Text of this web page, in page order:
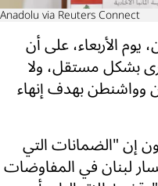
Anadolu via Reuters Connect
الأربعاء، على أن
بشكل مستقل، ولا
وواشنطن بهدف إنهاء
إن "الضمانات التي
لبنان في المفاوضات